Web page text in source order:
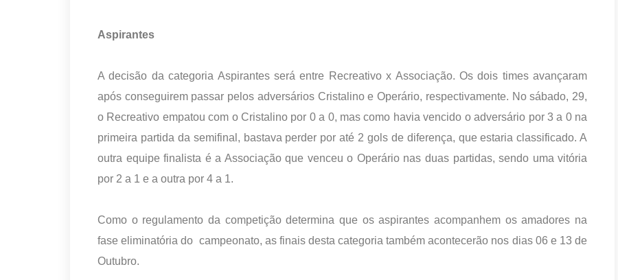
Aspirantes
A decisão da categoria Aspirantes será entre Recreativo x Associação. Os dois times avançaram
após conseguirem passar pelos adversários Cristalino e Operário, respectivamente. No sábado, 29,
o Recreativo empatou com o Cristalino por 0 a 0, mas como havia vencido o adversário por 3 a 0 na
primeira partida da semifinal, bastava perder por até 2 gols de diferença, que estaria classificado. A
outra equipe finalista é a Associação que venceu o Operário nas duas partidas, sendo uma vitória
por 2 a 1 e a outra por 4 a 1.
Como o regulamento da competição determina que os aspirantes acompanhem os amadores na
fase eliminatória do campeonato, as finais desta categoria também acontecerão nos dias 06 e 13 de
Outubro.